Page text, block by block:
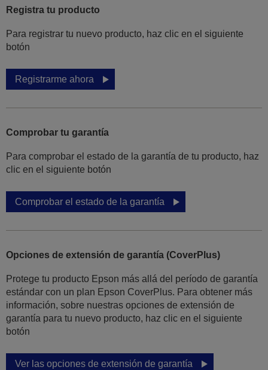
Registra tu producto
Para registrar tu nuevo producto, haz clic en el siguiente
botón
Registrarme ahora
Comprobar tu garantía
Para comprobar el estado de la garantía de tu producto, haz
clic en el siguiente botón
Comprobar el estado de la garantía
Opciones de extensión de garantía (CoverPlus)
Protege tu producto Epson más allá del período de garantía
estándar con un plan Epson CoverPlus. Para obtener más
información, sobre nuestras opciones de extensión de
garantía para tu nuevo producto, haz clic en el siguiente
botón
Ver las opciones de extensión de garantía